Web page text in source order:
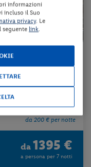
+ tour come
da 200 € per notte
da 1395 €
a persona per 7 notti
informazioni
incluso il Suo
privacy. Le
seguente link.